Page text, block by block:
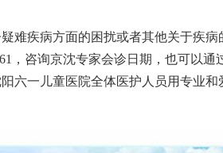
难疾病方面的困扰或者其他关于疾病
，咨询京沈专家会诊日期，也可以通
六一儿童医院全体医护人员用专业和